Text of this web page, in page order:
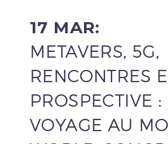
17 MAR:
METAVERS, 5G,
RENCONTRES
PROSPECTIVE :
VOYAGE AU